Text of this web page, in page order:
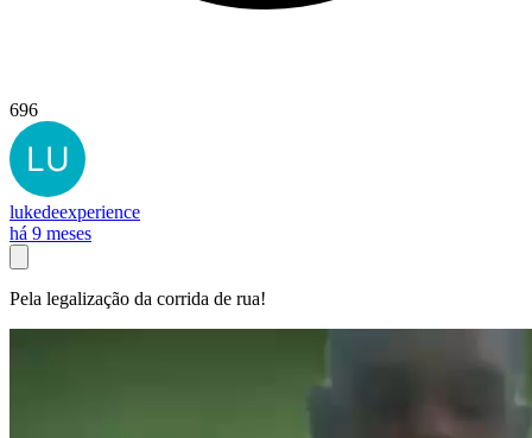
696
lukedeexperience
há 9 meses
Pela legalização da corrida de rua!